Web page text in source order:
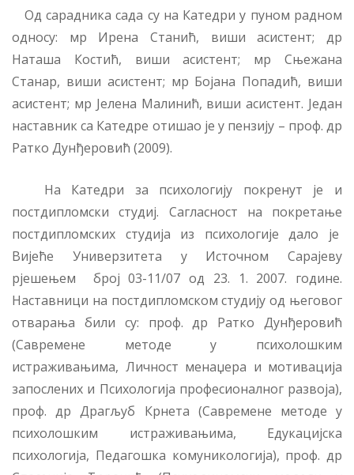
Од сарадника сада су на Катедри у пуном радном
односу: мр Ирена Станић, виши асистент; др
Наташа Костић, виши асистент; мр Сњежана
Станар, виши асистент; мр Бојана Попадић, виши
асистент; мр Јелена Малинић, виши асистент. Један
наставник са Катедре отишао је у пензију – проф. др
Ратко Дунђеровић (2009).
На Катедри за психологију покренут је и
постдипломски студиј. Сагласност на покретање
постдипломских студија из психологије дало је
Вијеће Универзитета у Источном Сарајеву
рјешењем број 03-11/07 од 23. 1. 2007. године.
Наставници на постдипломском студију од његовог
отварања били су: проф. др Ратко Дунђеровић
(Савремене методе у психолошким
истраживањима, Личност менаџера и мотивација
запослених и Психологија професионалног развоја),
проф. др Драгљуб Крнета (Савремене методе у
психолошким истраживањима, Едукацијска
психологија, Педагошка комуникологија), проф. др